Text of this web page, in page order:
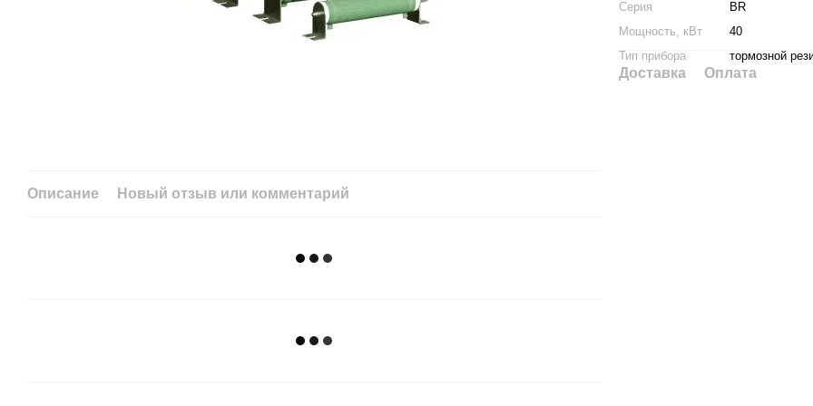
Описание Новый отзыв или комментарий
Серия
BR
Мощность, кВт
40
Тип прибора
тормозной
Доставка Оплата